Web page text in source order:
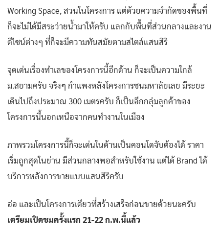
Working Space, สวนในโครงการ แต่ด้วยความจำกัดของพื้นที่
ก็จะไม่ได้มีสระว่ายน้ำมาให้ครับ แลกกับพื้นที่ส่วนกลางและงาน
ดีไซน์ต่างๆ ที่ก็จะมีความทันสมัยตามสไตล์แสนสิริ
จุดเด่นเรื่องทำเลของโครงการนี้อีกด้าน ก็จะเป็นความใกล้
ม.สยามครับ จริงๆ กำแพงหลังโครงการชนมหาลัยเลย มีระยะ
เดินไปถึงประมาณ 300 เมตรครับ ก็เป็นอีกกลุ่มลูกค้าของ
โครงการนี้นอกเหนือจากคนทำงานในเมือง
ภาพรวมโครงการนี้ก็จะเด่นในด้านเป็นคอนโดจับต้องได้ ราคา
เริ่มถูกสุดในย่าน มีส่วนกลางพอสำหรับใช้งาน แต่ได้ Brand ได้
บริการหลังการขายแบบแสนสิริครับ
อ่อ และเป็นโครงการเดียวที่สร้างเสร็จก่อนขายด้วยนะครับ
เตรียมเปิดชมครั้งแรก 21-22 ก.พ.นี้แล้ว